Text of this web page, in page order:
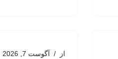
از آگوست 7, 2026